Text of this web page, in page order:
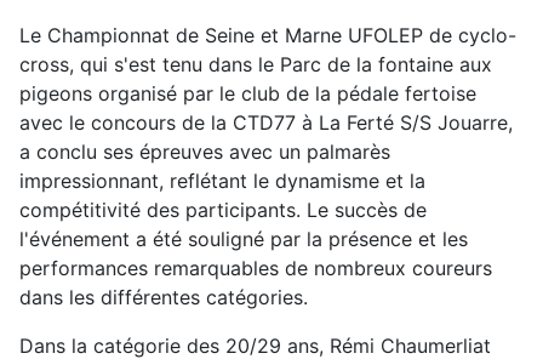
Le Championnat de Seine et Marne UFOLEP de cyclo-
cross, qui s'est tenu dans le Parc de la fontaine aux
pigeons organisé par le club de la pédale fertoise
avec le concours de la CTD77 à La Ferté S/S Jouarre,
a conclu ses épreuves avec un palmarès
impressionnant, reflétant le dynamisme et la
compétitivité des participants. Le succès de
l'événement a été souligné par la présence et les
performances remarquables de nombreux coureurs
dans les différentes catégories.
Dans la catégorie des 20/29 ans, Rémi Chaumerliat